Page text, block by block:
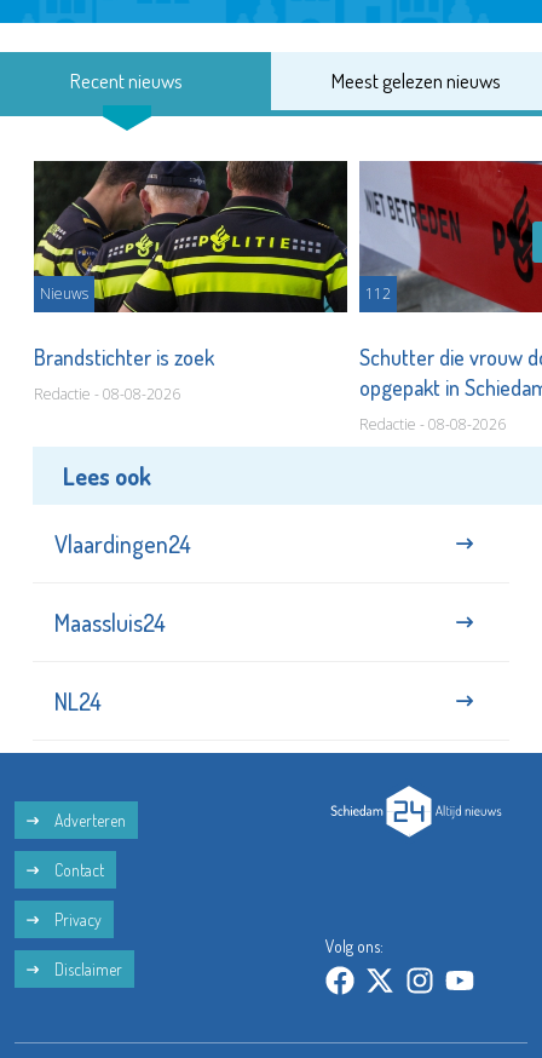
Recent nieuws Meest gelezen nieuws
Nieuws
Brandstichter is zoek
Redactie - 08-08-2026
112
Schutter die vrouw
opgepakt in
Redactie - 08-08-2026
Lees ook
Vlaardingen24
Maassluis24
NL24
Adverteren
Contact
Privacy
Disclaimer
Volg ons: